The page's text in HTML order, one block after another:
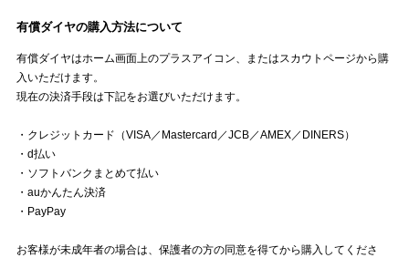
有償ダイヤの購入方法について
有償ダイヤはホーム画面上のプラスアイコン、またはスカウトページから購
入いただけます。
現在の決済手段は下記をお選びいただけます。
・クレジットカード（VISA／Mastercard／JCB／AMEX／DINERS）
・d払い
・ソフトバンクまとめて払い
・auかんたん決済
・PayPay
お客様が未成年者の場合は、保護者の方の同意を得てから購入してくださ